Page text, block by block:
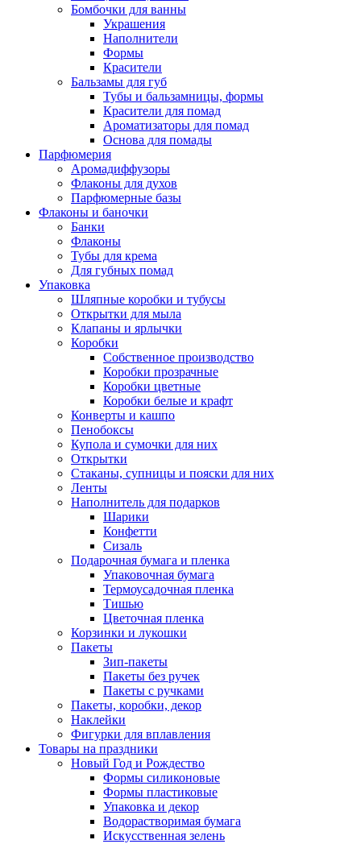
Бомбочки для ванны
Украшения
Наполнители
Формы
Красители
Бальзамы для губ
Тубы и бальзамницы, формы
Красители для помад
Ароматизаторы для помад
Основа для помады
Парфюмерия
Аромадиффузоры
Флаконы для духов
Парфюмерные базы
Флаконы и баночки
Банки
Флаконы
Тубы для крема
Для губных помад
Упаковка
Шляпные коробки и тубусы
Открытки для мыла
Клапаны и ярлычки
Коробки
Собственное производство
Коробки прозрачные
Коробки цветные
Коробки белые и крафт
Конверты и кашпо
Пенобоксы
Купола и сумочки для них
Открытки
Стаканы, супницы и пояски для них
Ленты
Наполнитель для подарков
Шарики
Конфетти
Сизаль
Подарочная бумага и пленка
Упаковочная бумага
Термоусадочная пленка
Тишью
Цветочная пленка
Корзинки и лукошки
Пакеты
Зип-пакеты
Пакеты без ручек
Пакеты с ручками
Пакеты, коробки, декор
Наклейки
Фигурки для вплавления
Товары на праздники
Новый Год и Рождество
Формы силиконовые
Формы пластиковые
Упаковка и декор
Водорастворимая бумага
Искусственная зелень